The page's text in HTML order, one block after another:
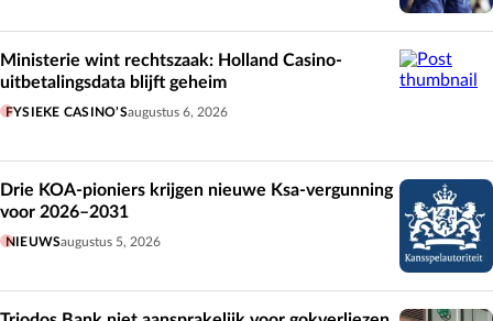
Ministerie wint rechtszaak: Holland Casino-
uitbetalingsdata blijft geheim
FYSIEKE CASINO’Saugustus 6, 2026
Drie KOA-pioniers krijgen nieuwe Ksa-vergunning
voor 2026–2031
NIEUWSaugustus 5, 2026